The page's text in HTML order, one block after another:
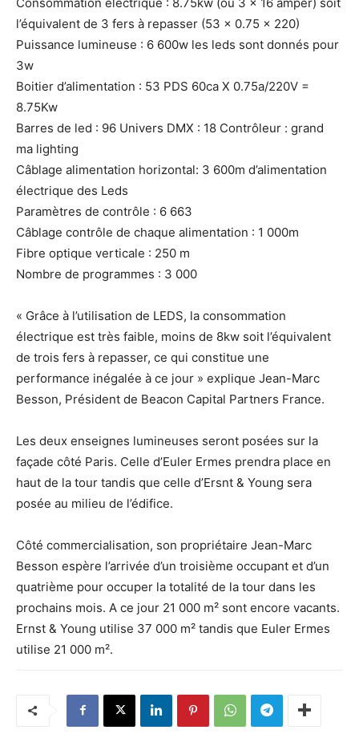
l’équivalent de 3 fers à repasser (53 x 0.75 x 220)
Puissance lumineuse : 6 600w les leds sont donnés pour
3w
Boitier d’alimentation : 53 PDS 60ca X 0.75a/220V =
8.75Kw
Barres de led : 96 Univers DMX : 18 Contrôleur : grand
ma lighting
Câblage alimentation horizontal: 3 600m d’alimentation
électrique des Leds
Paramètres de contrôle : 6 663
Câblage contrôle de chaque alimentation : 1 000m
Fibre optique verticale : 250 m
Nombre de programmes : 3 000
« Grâce à l’utilisation de LEDS, la consommation
électrique est très faible, moins de 8kw soit l’équivalent
de trois fers à repasser, ce qui constitue une
performance inégalée à ce jour » explique Jean-Marc
Besson, Président de Beacon Capital Partners France.
Les deux enseignes lumineuses seront posées sur la
façade côté Paris. Celle d’Euler Ermes prendra place en
haut de la tour tandis que celle d’Ersnt & Young sera
posée au milieu de l’édifice.
Côté commercialisation, son propriétaire Jean-Marc
Besson espère l’arrivée d’un troisième occupant et d’un
quatrième pour occuper la totalité de la tour dans les
prochains mois. A ce jour 21 000 m² sont encore vacants.
Ernst & Young utilise 37 000 m² tandis que Euler Ermes
utilise 21 000 m².